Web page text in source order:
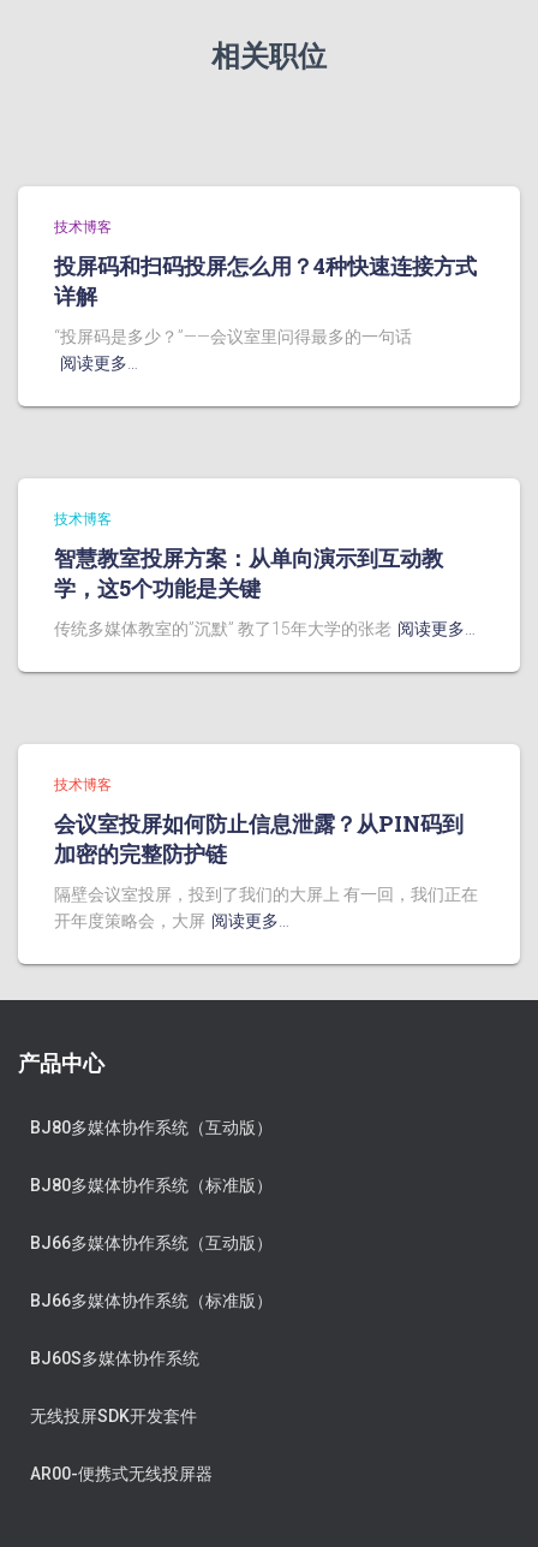
相关职位
技术博客
投屏码和扫码投屏怎么用？4种快速连接方式
详解
“投屏码是多少？”——会议室里问得最多的一句话
阅读更多…
技术博客
智慧教室投屏方案：从单向演示到互动教
学，这5个功能是关键
传统多媒体教室的”沉默” 教了15年大学的张老 阅读更多…
技术博客
会议室投屏如何防止信息泄露？从PIN码到
加密的完整防护链
隔壁会议室投屏，投到了我们的大屏上 有一回，我们正在
开年度策略会，大屏 阅读更多…
产品中心
BJ80多媒体协作系统（互动版）
BJ80多媒体协作系统（标准版）
BJ66多媒体协作系统（互动版）
BJ66多媒体协作系统（标准版）
BJ60S多媒体协作系统
无线投屏SDK开发套件
AR00-便携式无线投屏器